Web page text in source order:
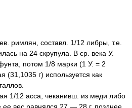
римлян, составл. 1/12 либры, т.е.
на 24 скрупула. В ср. века У.
потом 1/8 марки (1 У. = 2
(31,1035 г) используется как
1/12 асса, чеканивш. из меди либо